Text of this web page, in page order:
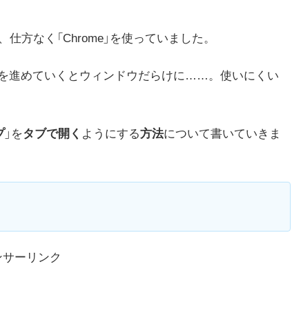
方なく「Chrome」を使っていました。
を進めていくとウィンドウだらけに……。使いにくい
」をタブで開く ようにする方法について書いていきま
ーリンク